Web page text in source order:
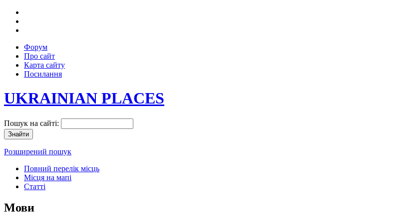
Форум
Про сайт
Карта сайту
Посилання
UKRAINIAN PLACES
Пошук на сайті:
Розширений пошук
Повний перелік місць
Місця на мапі
Статті
Мови